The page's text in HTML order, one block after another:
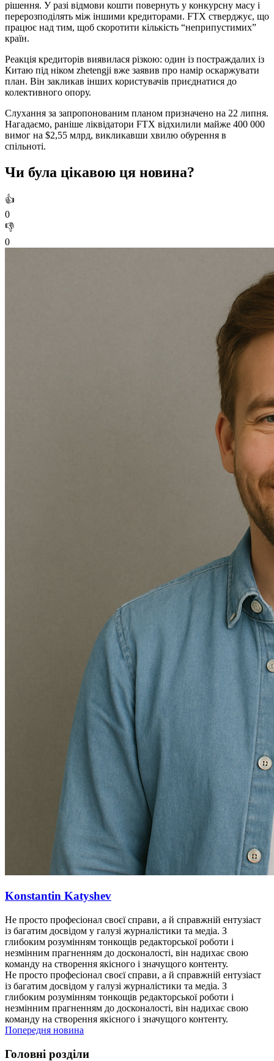
рішення. У разі відмови кошти повернуть у конкурсну масу і
перерозподілять між іншими кредиторами. FTX стверджує, що
працює над тим, щоб скоротити кількість “неприпустимих”
країн.
Реакція кредиторів виявилася різкою: один із постраждалих із
Китаю під ніком zhetengji вже заявив про намір оскаржувати
план. Він закликав інших користувачів приєднатися до
колективного опору.
Слухання за запропонованим планом призначено на 22 липня.
Нагадаємо, раніше ліквідатори FTX відхилили майже 400 000
вимог на $2,55 млрд, викликавши хвилю обурення в
спільноті.
Чи була цікавою ця новина?
👍
0
👎
0
Konstantin Katyshev
Не просто професіонал своєї справи, а й справжній ентузіаст
із багатим досвідом у галузі журналістики та медіа. З
глибоким розумінням тонкощів редакторської роботи і
незмінним прагненням до досконалості, він надихає свою
команду на створення якісного і значущого контенту.
Не просто професіонал своєї справи, а й справжній ентузіаст
із багатим досвідом у галузі журналістики та медіа. З
глибоким розумінням тонкощів редакторської роботи і
незмінним прагненням до досконалості, він надихає свою
команду на створення якісного і значущого контенту.
Попередня новина
Головні розділи